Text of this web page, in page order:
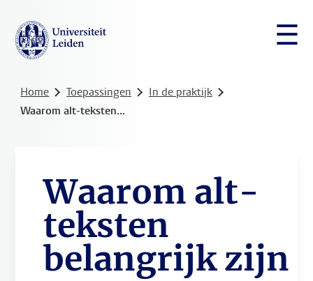
☰
Home Toepassingen
In de praktijk
Waarom alt-teksten...
Waarom alt-
teksten
belangrijk zijn